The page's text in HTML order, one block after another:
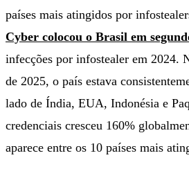
países mais atingidos por
Cyber colocou o Brasil em
infecções por infostealer em 2024.
de 2025, o país estava
lado de Índia, EUA, Indonésia e
credenciais cresceu 160%
aparece entre os 10 países mais